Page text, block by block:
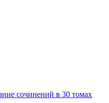
сочинений в 30 томах